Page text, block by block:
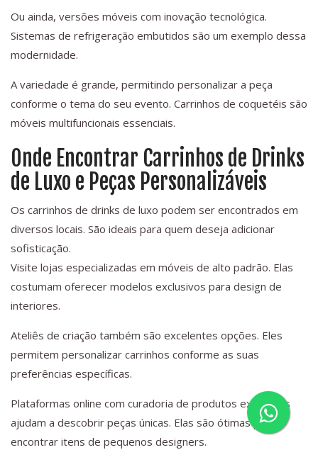
Ou ainda, versões móveis com inovação tecnológica.
Sistemas de refrigeração embutidos são um exemplo dessa
modernidade.
A variedade é grande, permitindo personalizar a peça
conforme o tema do seu evento. Carrinhos de coquetéis são
móveis multifuncionais essenciais.
Onde Encontrar Carrinhos de Drinks
de Luxo e Peças Personalizáveis
Os carrinhos de drinks de luxo podem ser encontrados em
diversos locais. São ideais para quem deseja adicionar
sofisticação.
Visite lojas especializadas em móveis de alto padrão. Elas
costumam oferecer modelos exclusivos para design de
interiores.
Ateliês de criação também são excelentes opções. Eles
permitem personalizar carrinhos conforme as suas
preferências específicas.
Plataformas online com curadoria de produtos exclusivos
ajudam a descobrir peças únicas. Elas são ótimas para
encontrar itens de pequenos designers.